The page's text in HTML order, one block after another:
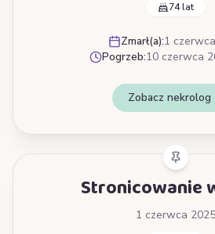
74 lat
Zmarł(a):1
Pogrzeb:10 czerwca
Zobacz nekrolog
Stronicowanie
1 czerwca 2025